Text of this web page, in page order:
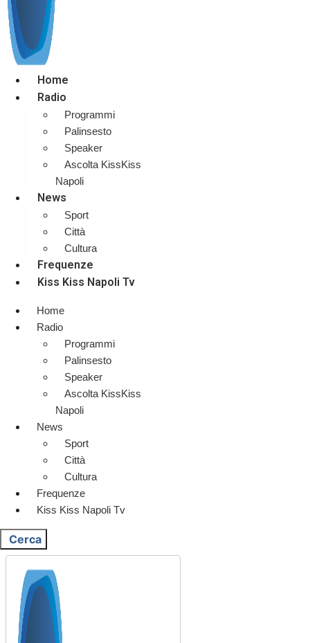
Home
Radio
Programmi
Palinsesto
Speaker
Ascolta KissKiss
Napoli
News
Sport
Città
Cultura
Frequenze
Kiss Kiss Napoli Tv
Home
Radio
Programmi
Palinsesto
Speaker
Ascolta KissKiss
Napoli
News
Sport
Città
Cultura
Frequenze
Kiss Kiss Napoli Tv
Cerca